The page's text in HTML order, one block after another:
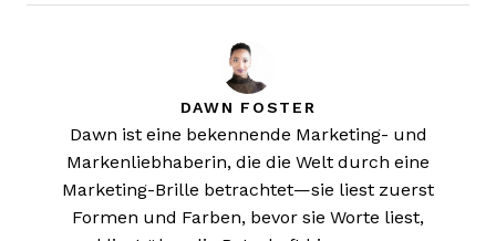
DAWN FOSTER
Dawn ist eine bekennende Marketing- und
Markenliebhaberin, die die Welt durch eine
Marketing-Brille betrachtet—sie liest zuerst
Formen und Farben, bevor sie Worte liest,